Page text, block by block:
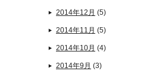
2014年12月 (5)
2014年11月 (5)
2014年10月 (4)
2014年9月 (3)